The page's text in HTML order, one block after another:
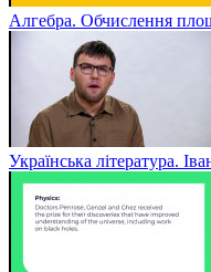
Алгебра. Обчислення
Українська література.